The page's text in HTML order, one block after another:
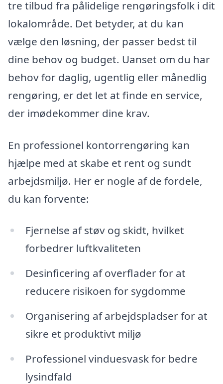
tre tilbud fra pålidelige rengøringsfolk i dit
lokalområde. Det betyder, at du kan
vælge den løsning, der passer bedst til
dine behov og budget. Uanset om du har
behov for daglig, ugentlig eller månedlig
rengøring, er det let at finde en service,
der imødekommer dine krav.
En professionel kontorrengøring kan
hjælpe med at skabe et rent og sundt
arbejdsmiljø. Her er nogle af de fordele,
du kan forvente:
Fjernelse af støv og skidt, hvilket
forbedrer luftkvaliteten
Desinficering af overflader for at
reducere risikoen for sygdomme
Organisering af arbejdspladser for at
sikre et produktivt miljø
Professionel vinduesvask for bedre
lysindfald